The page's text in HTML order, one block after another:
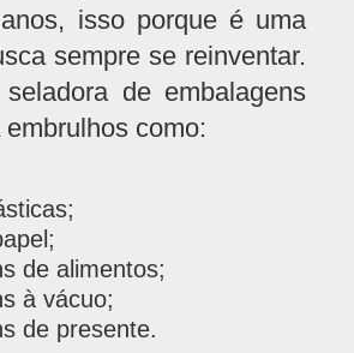
isso porque é uma
sempre se reinventar.
de embalagens
como:
de alimentos;
à vácuo;
de presente.